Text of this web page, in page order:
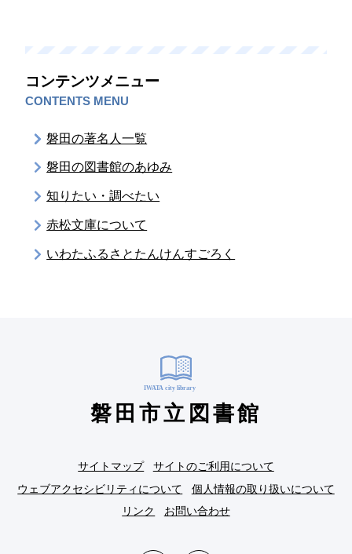
コンテンツメニュー
CONTENTS MENU
磐田の著名人一覧
磐田の図書館のあゆみ
知りたい・調べたい
赤松文庫について
いわたふるさとたんけんすごろく
磐田市立図書館
サイトマップ
サイトのご利用について
ウェブアクセシビリティについて
個人情報の取り扱いについて
リンク
お問い合わせ